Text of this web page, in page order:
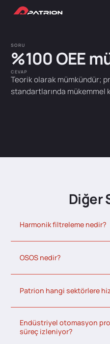
SORU
%100 OEE
CEVAP
Teorik olarak mümkündür;
standartlarında mükemmel
Diğer
Harmonik filtreleme nedir?
OSOS nedir?
Patrion hangi sektörlere
Endüstriyel otomasyon
süreç izleniyor?